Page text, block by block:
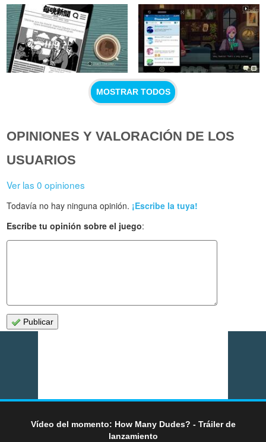
MOSTRAR TODOS
OPINIONES Y VALORACIÓN DE LOS
USUARIOS
Ver las 0 opiniones
Todavía no hay ninguna opinión. ¡Escribe la tuya!
Escribe tu opinión sobre el juego:
Publicar
Vídeo del momento: How Many Dudes? - Tráiler de
lanzamiento